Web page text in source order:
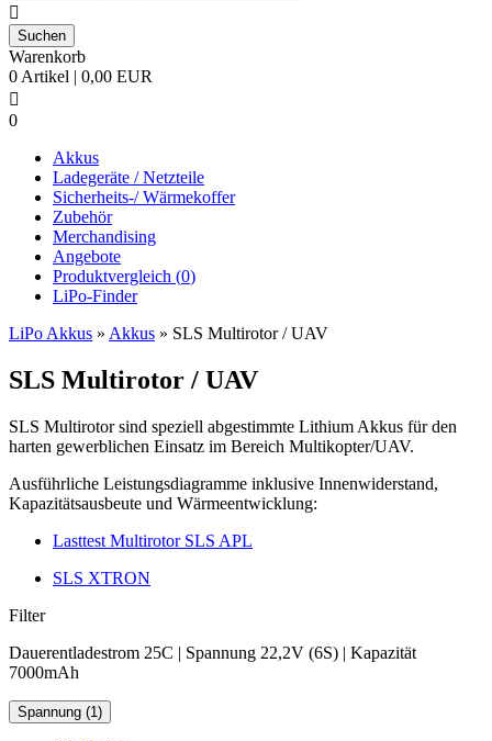

Warenkorb
0 Artikel | 0,00 EUR

0
Akkus
Ladegeräte / Netzteile
Sicherheits-/ Wärmekoffer
Zubehör
Merchandising
Angebote
Produktvergleich (0)
LiPo-Finder
LiPo Akkus » Akkus » SLS Multirotor / UAV
SLS Multirotor / UAV
SLS Multirotor sind speziell abgestimmte Lithium Akkus für den
harten gewerblichen Einsatz im Bereich Multikopter/UAV.
Ausführliche Leistungsdiagramme inklusive Innenwiderstand,
Kapazitätsausbeute und Wärmeentwicklung:
Lasttest Multirotor SLS APL
SLS XTRON
Filter
Dauerentladestrom 25C | Spannung 22,2V (6S) | Kapazität
7000mAh
Spannung (1)